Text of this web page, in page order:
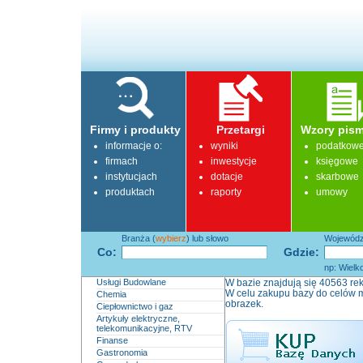
Firmy i produkty
informacje o:
firmach
instytucjach
produktach
Przetargi
wyniki
inwestycje
dotacje
raporty
Wzory
księgowe
skarbowe
umowy
Co: Gdzie:
Branża (wybierz) lub słowo
np:
Usługi Budowlane
Chemia
Ciepłownictwo i gaz
Artykuły elektryczne,
telekomunikacyjne, RTV
Finanse
Gastronomia
W bazie znajdują się 40563
W celu zakupu bazy do celów
obrazek.